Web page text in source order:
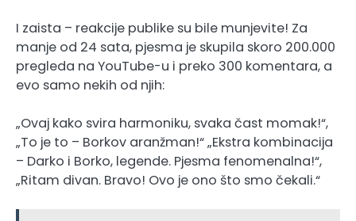
I zaista – reakcije publike su bile munjevite! Za
manje od 24 sata, pjesma je skupila skoro 200.000
pregleda na YouTube-u i preko 300 komentara, a
evo samo nekih od njih:
„Ovaj kako svira harmoniku, svaka čast momak!“,
„To je to – Borkov aranžman!“ „Ekstra kombinacija
– Darko i Borko, legende. Pjesma fenomenalna!“,
„Ritam divan. Bravo! Ovo je ono što smo čekali.“